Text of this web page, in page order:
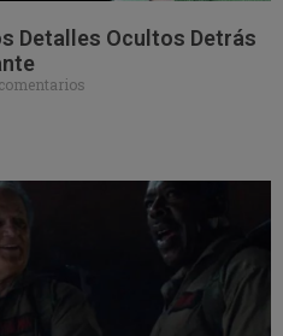
Detalles Ocultos Detrás